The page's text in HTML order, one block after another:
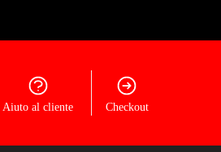
Aiuto al cliente Checkout